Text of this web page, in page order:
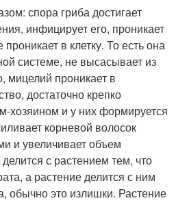
спора гриба достигает
инфицирует его, проникает
в клетку. То есть она
системе, не высасывает из
мицелий проникает в
достаточно крепко
хозяином и у них формируется
корневой волосок
и увеличивает объем
с растением тем, что
а растение делится с ним
обычно это излишки. Растение